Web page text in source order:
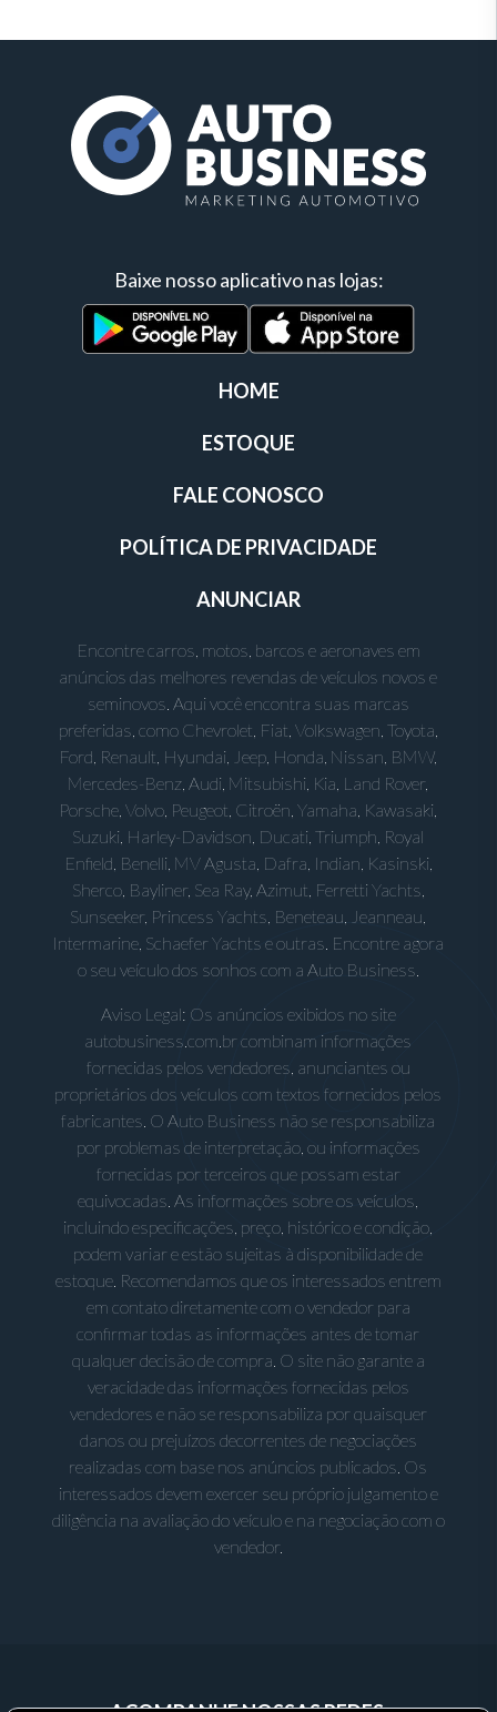
Baixe nosso aplicativo nas lojas:
HOME
ESTOQUE
FALE CONOSCO
POLÍTICA DE PRIVACIDADE
ANUNCIAR
Encontre carros, motos, barcos e aeronaves em
anúncios das melhores revendas de veículos novos e
seminovos. Aqui você encontra suas marcas
preferidas, como Chevrolet, Fiat, Volkswagen, Toyota,
Ford, Renault, Hyundai, Jeep, Honda, Nissan, BMW,
Mercedes-Benz, Audi, Mitsubishi, Kia, Land Rover,
Porsche, Volvo, Peugeot, Citroën, Yamaha, Kawasaki,
Suzuki, Harley-Davidson, Ducati, Triumph, Royal
Enfield, Benelli, MV Agusta, Dafra, Indian, Kasinski,
Sherco, Bayliner, Sea Ray, Azimut, Ferretti Yachts,
Sunseeker, Princess Yachts, Beneteau, Jeanneau,
Intermarine, Schaefer Yachts e outras. Encontre agora
o seu veículo dos sonhos com a Auto Business.
Aviso Legal: Os anúncios exibidos no site
autobusiness.com.br combinam informações
fornecidas pelos vendedores, anunciantes ou
proprietários dos veículos com textos fornecidos pelos
fabricantes. O Auto Business não se responsabiliza
por problemas de interpretação, ou informações
fornecidas por terceiros que possam estar
equivocadas. As informações sobre os veículos,
incluindo especificações, preço, histórico e condição,
podem variar e estão sujeitas à disponibilidade de
estoque. Recomendamos que os interessados entrem
em contato diretamente com o vendedor para
confirmar todas as informações antes de tomar
qualquer decisão de compra. O site não garante a
veracidade das informações fornecidas pelos
vendedores e não se responsabiliza por quaisquer
danos ou prejuízos decorrentes de negociações
realizadas com base nos anúncios publicados. Os
interessados devem exercer seu próprio julgamento e
diligência na avaliação do veículo e na negociação com o
vendedor.